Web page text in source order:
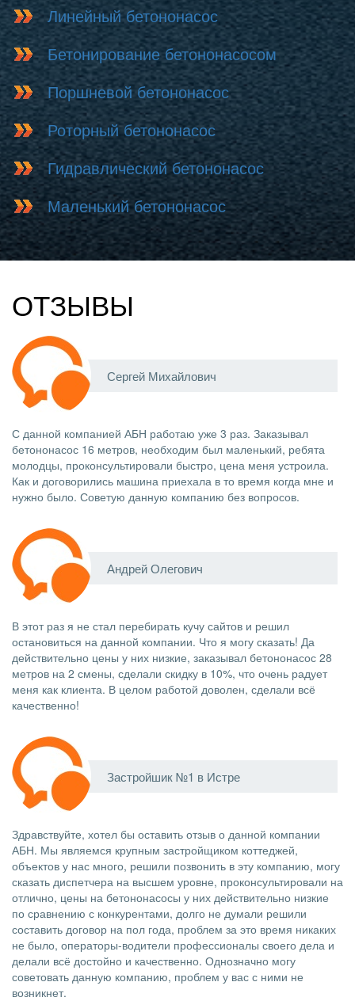
Линейный бетононасос
Бетонирование бетононасосом
Поршневой бетононасос
Роторный бетононасос
Гидравлический бетононасос
Маленький бетононасос
ОТЗЫВЫ
Сергей Михайлович
С данной компанией АБН работаю уже 3 раз. Заказывал
бетононасос 16 метров, необходим был маленький, ребята
молодцы, проконсультировали быстро, цена меня устроила.
Как и договорились машина приехала в то время когда мне и
нужно было. Советую данную компанию без вопросов.
Андрей Олегович
В этот раз я не стал перебирать кучу сайтов и решил
остановиться на данной компании. Что я могу сказать! Да
действительно цены у них низкие, заказывал бетононасос 28
метров на 2 смены, сделали скидку в 10%, что очень радует
меня как клиента. В целом работой доволен, сделали всё
качественно!
Застройшик №1 в Истре
Здравствуйте, хотел бы оставить отзыв о данной компании
АБН. Мы являемся крупным застройщиком коттеджей,
объектов у нас много, решили позвонить в эту компанию, могу
сказать диспетчера на высшем уровне, проконсультировали на
отлично, цены на бетононасосы у них действительно низкие
по сравнению с конкурентами, долго не думали решили
составить договор на пол года, проблем за это время никаких
не было, операторы-водители профессионалы своего дела и
делали всё достойно и качественно. Однозначно могу
советовать данную компанию, проблем у вас с ними не
возникнет.